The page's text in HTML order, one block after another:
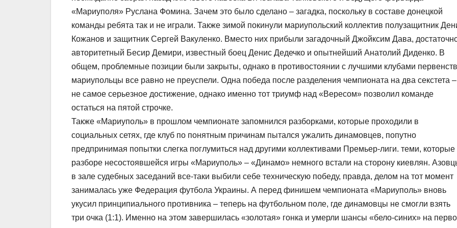
«Мариуполя» Руслана Фомина. Зачем это было сделано – загадка, поскольку в составе донецкой
команды ребята так и не играли. Также зимой покинули мариупольский коллектив полузащитник
Кожанов и защитник Сергей Вакуленко. Вместо них прибыли загадочный Джойксим Дава,
авторитетный Бесир Демири, известный боец Денис Дедечко и опытнейший Анатолий Диденко. В
общем, проблемные позиции были закрыты, однако в противостоянии с лучшими клубами
мариупольцы все равно не преуспели. Одна победа после разделения чемпионата на два секстета –
не самое серьезное достижение, однако именно тот триумф над «Вересом» позволил команде
остаться на пятой строчке.
Также «Мариуполь» в прошлом чемпионате запомнился разборками, которые проходили в
социальных сетях, где клуб по понятным причинам пытался ужалить динамовцев, попутно
предпринимая попытки слегка поглумиться над другими коллективами Премьер-лиги. теми, которые
разборе несостоявшейся игры «Мариуполь» – «Динамо» немного встали на сторону киевлян.
в зале судебных заседаний все-таки выбили себе техническую победу, правда, делом на тот момент
занималась уже Федерация футбола Украины. А перед финишем чемпионата «Мариуполь» вновь
укусил принципиального противника – теперь на футбольном поле, где динамовцы не смогли взять
три очка (1:1). Именно на этом завершилась «золотая» гонка и умерли шансы «бело-синих» на